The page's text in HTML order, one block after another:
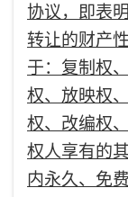
协议，即表
转让的财产
于：复制权
权、放映权
权、改编权
权人享有的
内永久、免